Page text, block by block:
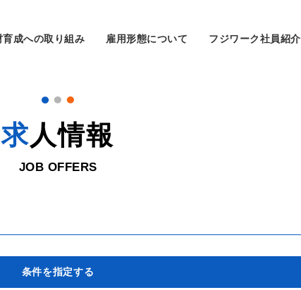
育成への取り組み 雇用形態について フジワーク社員紹介
求人情報
JOB OFFERS
条件を指定する